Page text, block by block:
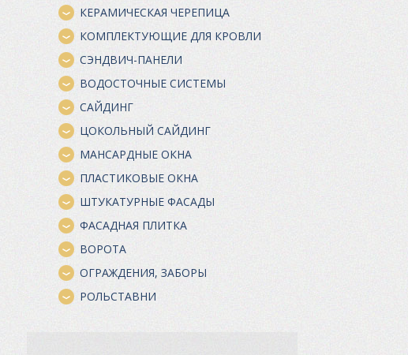
КЕРАМИЧЕСКАЯ ЧЕРЕПИЦА
КОМПЛЕКТУЮЩИЕ ДЛЯ КРОВЛИ
СЭНДВИЧ-ПАНЕЛИ
ВОДОСТОЧНЫЕ СИСТЕМЫ
САЙДИНГ
ЦОКОЛЬНЫЙ САЙДИНГ
МАНСАРДНЫЕ ОКНА
ПЛАСТИКОВЫЕ ОКНА
ШТУКАТУРНЫЕ ФАСАДЫ
ФАСАДНАЯ ПЛИТКА
ВОРОТА
ОГРАЖДЕНИЯ, ЗАБОРЫ
РОЛЬСТАВНИ